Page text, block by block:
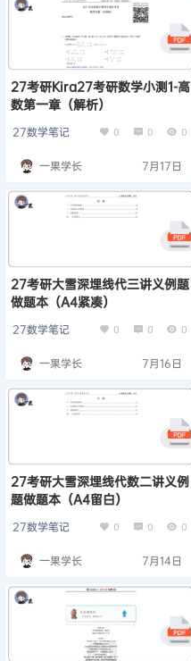
27考研Kira27考研数学小测1-高
数第一章（解析）
27数学笔记 0 0 0
一果学长 7月17日
27考研大雪深埋线代三讲义例题
做题本（A4紧凑）
27数学笔记 0 0 0
一果学长 7月16日
27考研大雪深埋线代数二讲义例
题做题本（A4留白）
27数学笔记 0 0 0
一果学长 7月14日